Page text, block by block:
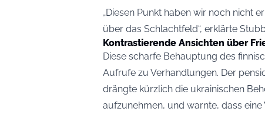
„Diesen Punkt haben wir noch nicht
über das Schlachtfeld“, erklärte
Kontrastierende Ansichten über
Diese scharfe Behauptung des
Aufrufe zu Verhandlungen. Der
drängte kürzlich die ukrainischen
aufzunehmen, und warnte, dass